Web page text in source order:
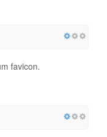
favicon.